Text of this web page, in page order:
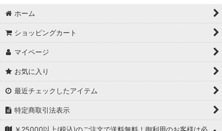
ホーム
ショッピングカート
マイページ
お気に入り
最近チェックしたアイテム
特定商取引法表示
￥25000以上(税込)のご注文で送料無料！御利用のお客様は必